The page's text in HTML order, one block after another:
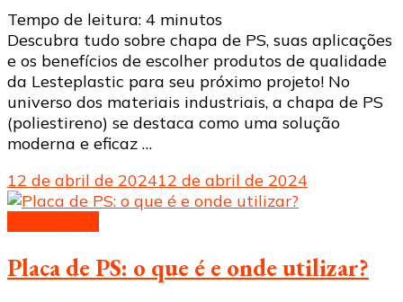
Tempo de leitura: 4 minutos
Descubra tudo sobre chapa de PS, suas aplicações
e os benefícios de escolher produtos de qualidade
da Lesteplastic para seu próximo projeto! No
universo dos materiais industriais, a chapa de PS
(poliestireno) se destaca como uma solução
moderna e eficaz …
12 de abril de 202412 de abril de 2024
Placa de PS: o que é e onde utilizar?